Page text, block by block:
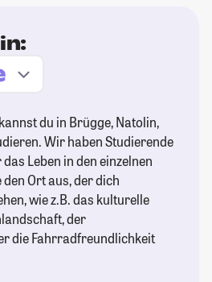
du in Brügge, Natolin,
Wir haben Studierende
Leben in den einzelnen
Ort aus, der dich
wie z.B. das kulturelle
der
die Fahrradfreundlichkeit